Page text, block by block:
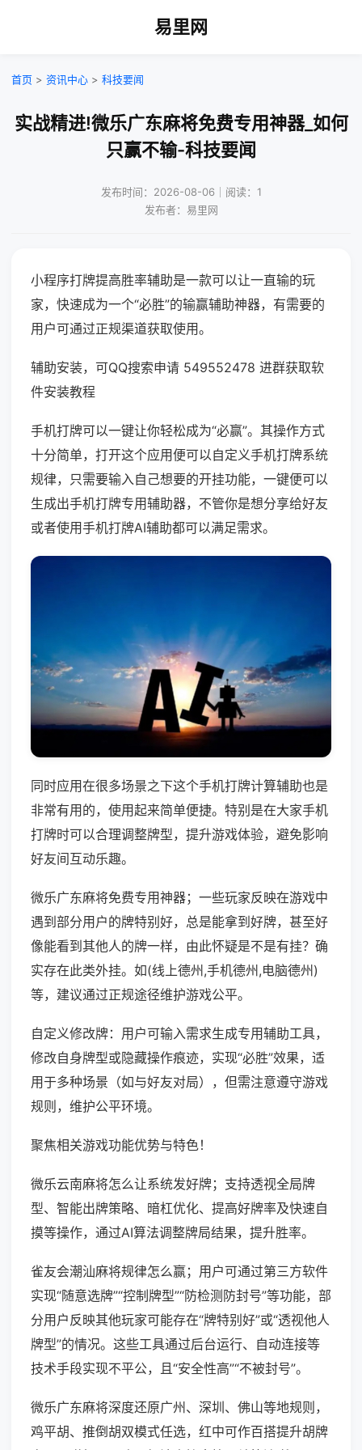
易里网
首页 > 资讯中心 > 科技要闻
实战精进!微乐广东麻将免费专用神器_如何
只赢不输-科技要闻
发布时间：2026-08-06｜阅读：1
发布者：易里网
小程序打牌提高胜率辅助是一款可以让一直输的玩
家，快速成为一个“必胜”的输赢辅助神器，有需要的
用户可通过正规渠道获取使用。
辅助安装，可QQ搜索申请 549552478 进群获取软
件安装教程
手机打牌可以一键让你轻松成为“必赢”。其操作方式
十分简单，打开这个应用便可以自定义手机打牌系统
规律，只需要输入自己想要的开挂功能，一键便可以
生成出手机打牌专用辅助器，不管你是想分享给好友
或者使用手机打牌AI辅助都可以满足需求。
同时应用在很多场景之下这个手机打牌计算辅助也是
非常有用的，使用起来简单便捷。特别是在大家手机
打牌时可以合理调整牌型，提升游戏体验，避免影响
好友间互动乐趣。
微乐广东麻将免费专用神器；一些玩家反映在游戏中
遇到部分用户的牌特别好，总是能拿到好牌，甚至好
像能看到其他人的牌一样，由此怀疑是不是有挂？确
实存在此类外挂。如(线上德州,手机德州,电脑德州)
等，建议通过正规途径维护游戏公平。
自定义修改牌：用户可输入需求生成专用辅助工具，
修改自身牌型或隐藏操作痕迹，实现“必胜”效果，适
用于多种场景（如与好友对局），但需注意遵守游戏
规则，维护公平环境。
聚焦相关游戏功能优势与特色！
微乐云南麻将怎么让系统发好牌；支持透视全局牌
型、智能出牌策略、暗杠优化、提高好牌率及快速自
摸等操作，通过AI算法调整牌局结果，提升胜率。
雀友会潮汕麻将规律怎么赢；用户可通过第三方软件
实现“随意选牌”“控制牌型”“防检测防封号”等功能，部
分用户反映其他玩家可能存在“牌特别好”或“透视他人
牌型”的情况。这些工具通过后台运行、自动连接等
技术手段实现不平公，且“安全性高”“不被封号”。
微乐广东麻将深度还原广州、深圳、佛山等地规则，
鸡平胡、推倒胡双模式任选，红中可作百搭提升胡牌